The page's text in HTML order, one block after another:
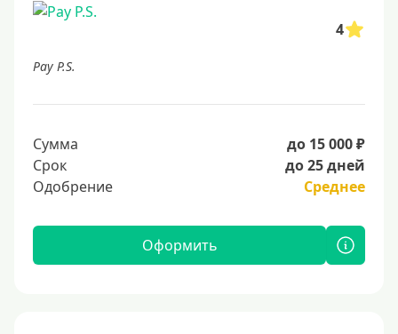
4
Pay P.S.
Сумма
до 15 000 ₽
Срок
до 25 дней
Одобрение
Среднее
Оформить